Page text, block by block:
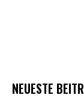
NEUESTE